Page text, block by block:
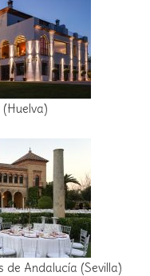
de Andalucía (Sevilla)